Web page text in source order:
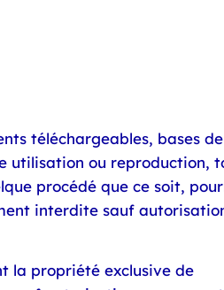
téléchargeables, bases
utilisation ou reproduction,
procédé que ce soit,
interdite sauf
la propriété exclusive de